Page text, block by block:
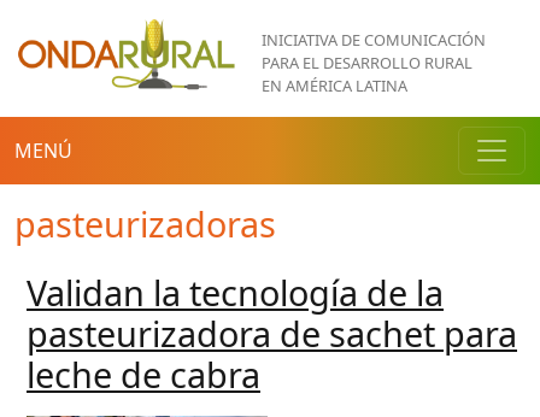
Pasar al contenido principal
INICIATIVA DE COMUNICACIÓN
PARA EL DESARROLLO RURAL
EN AMÉRICA LATINA
MENÚ
pasteurizadoras
Validan la tecnología de la
pasteurizadora de sachet para
leche de cabra